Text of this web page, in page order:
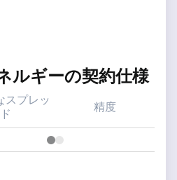
ルギーの契約仕様
スプレッ
ド
精度